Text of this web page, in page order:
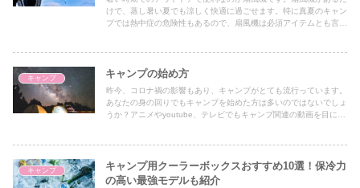
けで、蒸し暑い夏でも涼しく快適に過ごせます。特に真夏のキャン
プでは熱中症の危険性もあるので、扇風機は必須アイテムとも言え
キャンプ キャンプの始め方
昨今、コロナ禍の影響もあり、キャンプがとても流行っています。
あなたの身の回りでもキャンプを始めた方は多いのではないでしょ
うか？アニメやyoutube、テレビでもキャンプ関連の動画を目にす
キャンプ
キャンプ用クーラーボックスおすすめ10選！保冷力
の高い最強モデルも紹介